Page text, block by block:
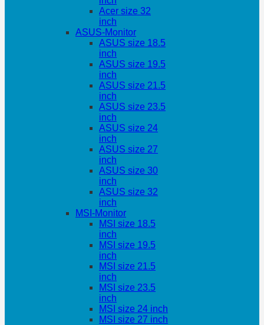
Acer size 32
inch
ASUS-Monitor
ASUS size 18.5
inch
ASUS size 19.5
inch
ASUS size 21.5
inch
ASUS size 23.5
inch
ASUS size 24
inch
ASUS size 27
inch
ASUS size 30
inch
ASUS size 32
inch
MSI-Monitor
MSI size 18.5
inch
MSI size 19.5
inch
MSI size 21.5
inch
MSI size 23.5
inch
MSI size 24 inch
MSI size 27 inch